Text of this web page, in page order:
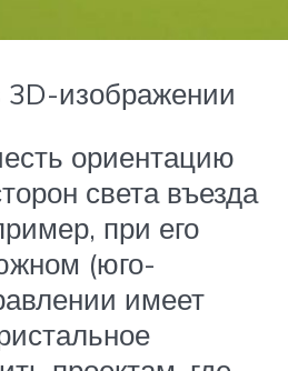
3D-изображении
ориентацию
света въезда
при его
(юго-
имеет